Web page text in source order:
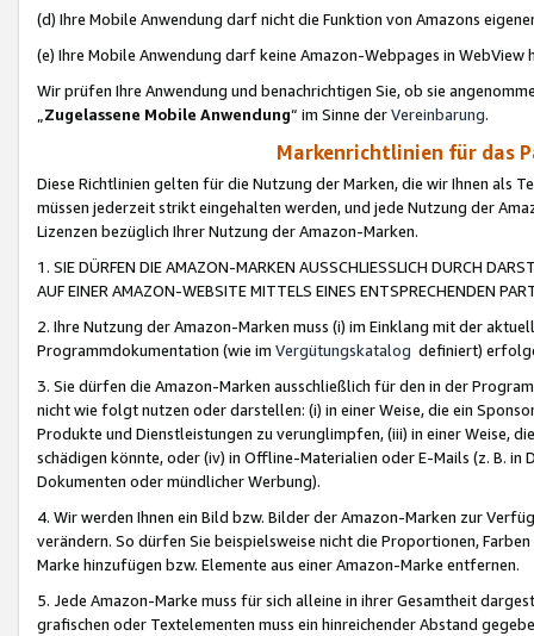
(d) Ihre Mobile Anwendung darf nicht die Funktion von Amazons
(e) Ihre Mobile Anwendung darf keine Amazon-Webpages in WebView
Wir prüfen Ihre Anwendung und benachrichtigen Sie, ob sie
„Zugelassene Mobile Anwendung“ im Sinne derVereinbarung.
Markenrichtlinien für das
Diese Richtlinien gelten für die Nutzung der Marken, die wir Ihnen als
müssen jederzeit strikt eingehalten werden, und jede Nutzung der
Lizenzen bezüglich Ihrer Nutzung der Amazon-Marken.
1. SIE DÜRFEN DIE AMAZON-MARKEN AUSSCHLIESSLICH DURCH
AUF EINER AMAZON-WEBSITE MITTELS EINES ENTSPRECHENDEN
2. Ihre Nutzung der Amazon-Marken muss (i) im Einklang mit der
Programmdokumentation (wie im Vergütungskatalog definiert)
3. Sie dürfen die Amazon-Marken ausschließlich für den in der
nicht wie folgt nutzen oder darstellen: (i) in einer Weise, die ein
Produkte und Dienstleistungen zu verunglimpfen, (iii) in einer Weise,
schädigen könnte, oder (iv) in Offline-Materialien oder E-Mails (z. B. in
Dokumenten oder mündlicher Werbung).
4. Wir werden Ihnen ein Bild bzw. Bilder der Amazon-Marken zur
verändern. So dürfen Sie beispielsweise nicht die Proportionen,
Marke hinzufügen bzw. Elemente aus einer Amazon-Marke entfernen.
5. Jede Amazon-Marke muss für sich alleine in ihrer Gesamtheit
grafischen oder Textelementen muss ein hinreichender Abstand